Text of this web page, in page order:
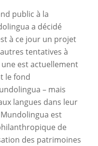
public à la
a décidé
à ce jour un projet
tentatives à
est actuellement
le fond
– mais
langues dans leur
est
de
des patrimoines